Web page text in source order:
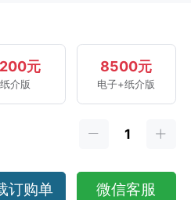
元
纸介版
8500元
电子+纸介版
订购单 微信客服